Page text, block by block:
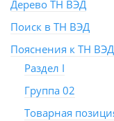
Дерево ТН ВЭД
Поиск в ТН ВЭД
Пояснения к ТН
Раздел I
Группа 02
Товарная